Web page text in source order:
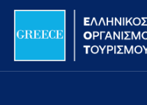
Σημείωση:
ιστότοπος
Μετάβαση
περιεχόμενο